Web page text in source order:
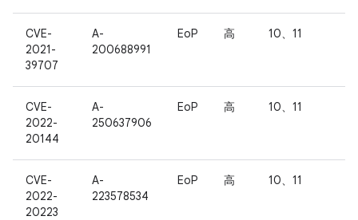
CVE-
2021-
39707
A-
200688991
EoP 高 10、11
CVE-
2022-
20144
A-
250637906
EoP 高 10、11
CVE-
2022-
20223
A-
223578534
EoP 高 10、11